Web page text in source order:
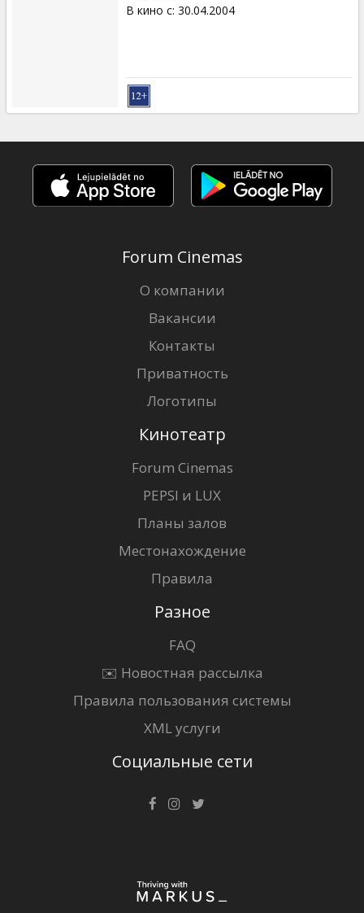
В кино с: 30.04.2004
Forum Cinemas
О компании
Вакансии
Контакты
Приватность
Логотипы
Кинотеатр
Forum Cinemas
PEPSI и LUX
Планы залов
Местонахождение
Правила
Разное
FAQ
✉️ Новостная рассылка
Правила пользования системы
XML услуги
Социальные сети